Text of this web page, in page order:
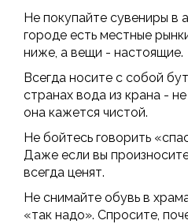
Не покупайте сувениры в
городе есть местные
ниже, а вещи - настоящие.
Всегда носите с собой
странах вода из крана -
она кажется чистой.
Не бойтесь говорить
Даже если вы
всегда ценят.
Не снимайте обувь в
«так надо». Спросите,